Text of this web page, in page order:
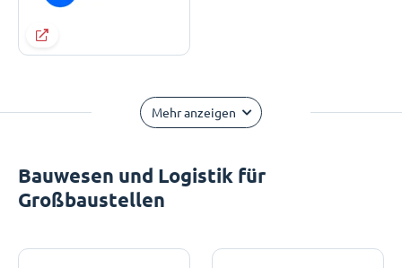
Mehr anzeigen
Bauwesen und Logistik für
Großbaustellen